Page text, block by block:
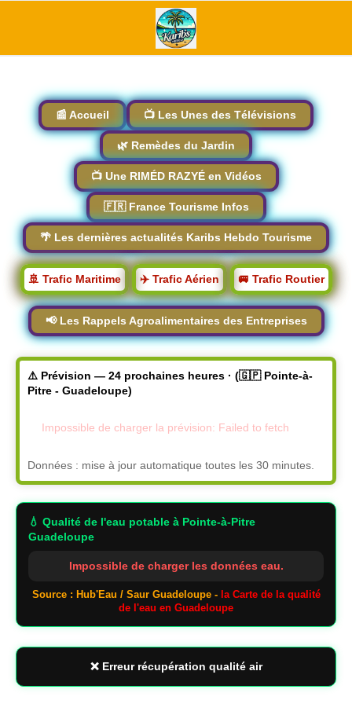
📰 Accueil 📺 Les Unes des Télévisions
🌿 Remèdes du Jardin
📺 Une RIMÉD RAZYÉ en Vidéos
🇫🇷 France Tourisme Infos
🌴 Les dernières actualités Karibs Hebdo Tourisme
🚢 Trafic Maritime ✈️ Trafic Aérien 🚐 Trafic Routier
📢 Les Rappels Agroalimentaires des Entreprises
⚠️ Prévision — 24 prochaines heures · (🇬🇵 Pointe-à-
Pitre - Guadeloupe)
Impossible de charger la prévision: Failed to fetch
Données : mise à jour automatique toutes les 30 minutes.
💧 Qualité de l'eau potable à Pointe-à-Pitre
Guadeloupe
Impossible de charger les données eau.
Source : Hub'Eau / Saur Guadeloupe - la Carte de la qualité
de l'eau en Guadeloupe
❌ Erreur récupération qualité air